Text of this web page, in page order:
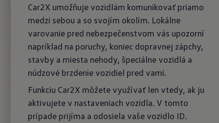
Car2X umožňuje vozidlám komunikovať priamo
medzi sebou a so svojím okolím. Lokálne
varovanie pred nebezpečenstvom vás upozorní
napríklad na poruchy, koniec dopravnej zápchy,
stavby a miesta nehody, špeciálne vozidlá a
núdzové brzdenie vozidiel pred vami.
Funkciu Car2X môžete využívať len vtedy, ak ju
aktivujete v nastaveniach vozidla. V tomto
prípade prijíma a odosiela vaše vozidlo ID.